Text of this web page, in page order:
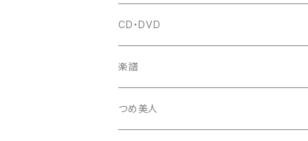
柱入
平柱入
三角柱入
琴台
13絃用琴台（低）
桐柱箱
長唄駒
爪駒入
撥入
一丁撥入
撥
チューナー・メトロノーム
CD・DVD
楽譜
つめ美人